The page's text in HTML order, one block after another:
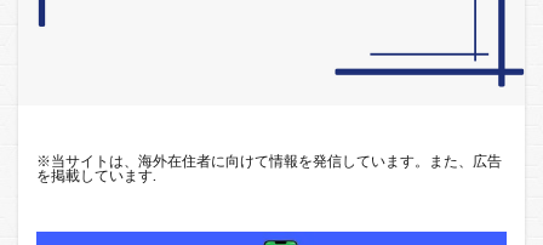
※当サイトは、海外在住者に向けて情報を発信しています。また、広告
を掲載しています.